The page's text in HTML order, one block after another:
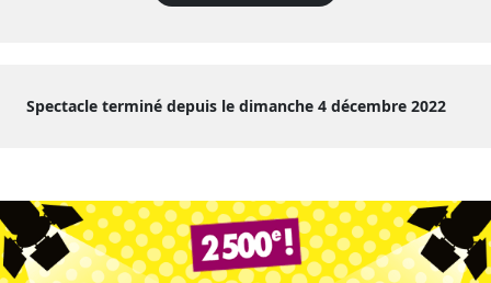
Spectacle terminé depuis le dimanche 4 décembre 2022